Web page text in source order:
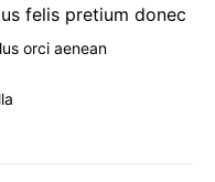
felis pretium donec
orci aenean